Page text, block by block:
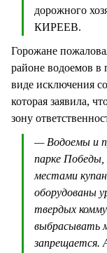
дорожного
КИРЕЕВ.
Горожане
районе водоемов
виде исключения
которая заявила,
зону
— Водоемы и
парке Победы,
местами
оборудованы
твердых
выбрасывать
запрещается.